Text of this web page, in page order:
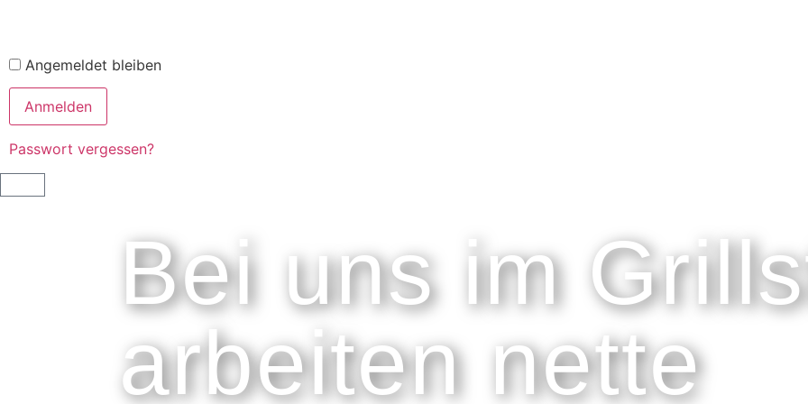
Angemeldet bleiben
Passwort vergessen?
Bei uns im
arbeiten nette